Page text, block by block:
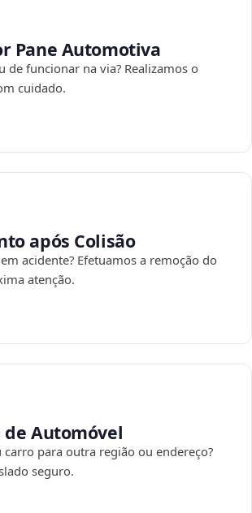
Pane Automotiva
de funcionar na via? Realizamos o
cuidado.
após Colisão
acidente? Efetuamos a remoção do
atenção.
Automóvel
carro para outra região ou endereço?
seguro.